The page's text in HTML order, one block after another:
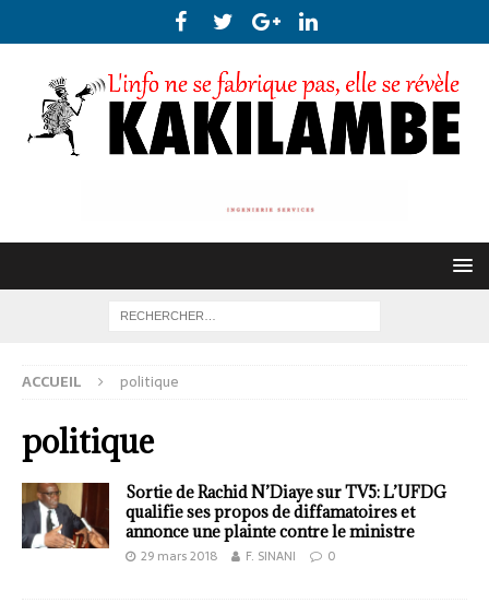
ACCUEIL politique
politique
Sortie de Rachid N’Diaye sur TV5: L’UFDG
qualifie ses propos de diffamatoires et
annonce une plainte contre le ministre
29 mars 2018 F. SINANI 0